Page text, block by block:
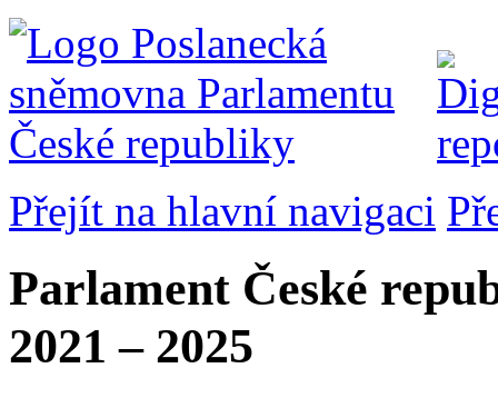
Přejít na hlavní navigaci
Parlament České
2021 – 2025